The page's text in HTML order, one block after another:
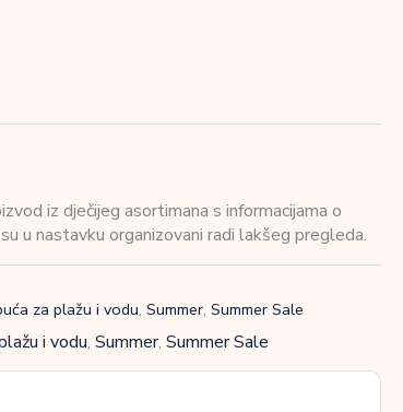
iz dječijeg asortimana s informacijama o
u nastavku organizovani radi lakšeg pregleda.
za plažu i vodu, Summer, Summer Sale
i vodu, Summer, Summer Sale